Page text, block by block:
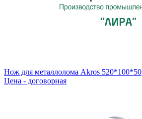
Нож для металлолома Akros 520*100*50
Цена - договорная